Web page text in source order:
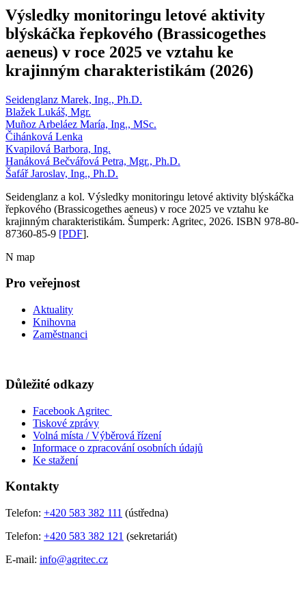
Výsledky monitoringu letové aktivity
blýskáčka řepkového (Brassicogethes
aeneus) v roce 2025 ve vztahu ke
krajinným charakteristikám (2026)
Seidenglanz Marek, Ing., Ph.D.
Blažek Lukáš, Mgr.
Muñoz Arbeláez María, Ing., MSc.
Čihánková Lenka
Kvapilová Barbora, Ing.
Hanáková Bečvářová Petra, Mgr., Ph.D.
Šafář Jaroslav, Ing., Ph.D.
Seidenglanz a kol. Výsledky monitoringu letové aktivity blýskáčka
řepkového (Brassicogethes aeneus) v roce 2025 ve vztahu ke
krajinným charakteristikám. Šumperk: Agritec, 2026. ISBN 978-80-
87360-85-9 [PDF].
N map
Pro veřejnost
Aktuality
Knihovna
Zaměstnanci
Důležité odkazy
Facebook Agritec
Tiskové zprávy
Volná místa / Výběrová řízení
Informace o zpracování osobních údajů
Ke stažení
Kontakty
Telefon: +420 583 382 111 (ústředna)
Telefon: +420 583 382 121 (sekretariát)
E-mail: info@agritec.cz